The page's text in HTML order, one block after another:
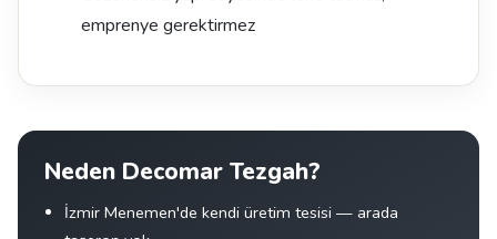
emprenye gerektirmez
Neden Decomar Tezgah?
İzmir Menemen'de kendi üretim tesisi — arada